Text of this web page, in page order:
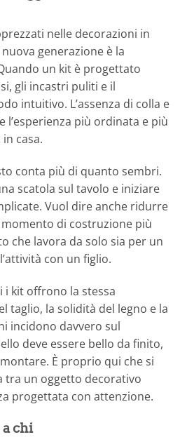
nelle decorazioni in
generazione è la
un kit è progettato
gli incastri puliti e il
intuitivo. L’assenza di colla e
più ordinata e più
casa.
conta più di quanto sembri.
scatola sul tavolo e iniziare
Vuol dire anche ridurre
di costruzione più
che lavora da solo sia per un
con un figlio.
kit offrono la stessa
taglio, la solidità del legno e la
incidono davvero sul
deve essere bello da finito,
È proprio qui che si
tra un oggetto decorativo
progettata con attenzione.
chi